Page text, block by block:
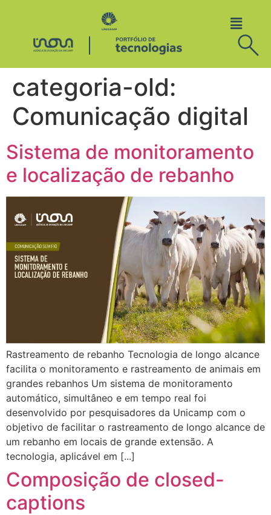
categoria-old:
Comunicação digital
Sistema de monitoramento
e localização de rebanho
Rastreamento de rebanho Tecnologia de longo alcance
facilita o monitoramento e rastreamento de animais em
grandes rebanhos Um sistema de monitoramento
automático, simultâneo e em tempo real foi
desenvolvido por pesquisadores da Unicamp com o
objetivo de facilitar o rastreamento de longo alcance de
um rebanho em locais de grande extensão. A
tecnologia, aplicável em [...]
Composição de closed-
captions